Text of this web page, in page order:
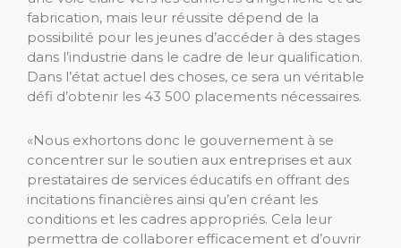
fabrication, mais leur réussite dépend de la
possibilité pour les jeunes d’accéder à des stages
dans l’industrie dans le cadre de leur qualification.
Dans l’état actuel des choses, ce sera un véritable
défi d’obtenir les 43 500 placements nécessaires.
«Nous exhortons donc le gouvernement à se
concentrer sur le soutien aux entreprises et aux
prestataires de services éducatifs en offrant des
incitations financières ainsi qu’en créant les
conditions et les cadres appropriés. Cela leur
permettra de collaborer efficacement et d’ouvrir